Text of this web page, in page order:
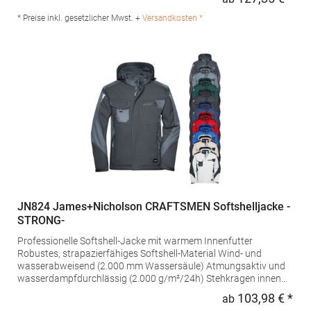
100% Polyester; Kragen: 80% Polyacryl / 20% PolyesterAngaben
zur Produktsicherheit:Herst.-Nr.: 3101Hersteller: TB International
* Preise inkl. gesetzlicher Mwst. + Versandkosten *
JN824 James+Nicholson CRAFTSMEN Softshelljacke -
STRONG-
Professionelle Softshell-Jacke mit warmem Innenfutter
Robustes, strapazierfähiges Softshell-Material Wind- und
wasserabweisend (2.000 mm Wassersäule) Atmungsaktiv und
wasserdampfdurchlässig (2.000 g/m²/24h) Stehkragen innen
ab 103,98 € *